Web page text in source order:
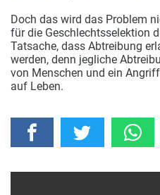
Doch das wird das Problem
für die Geschlechtsselektion
Tatsache, dass Abtreibung
werden, denn jegliche
von Menschen und ein
auf Leben.